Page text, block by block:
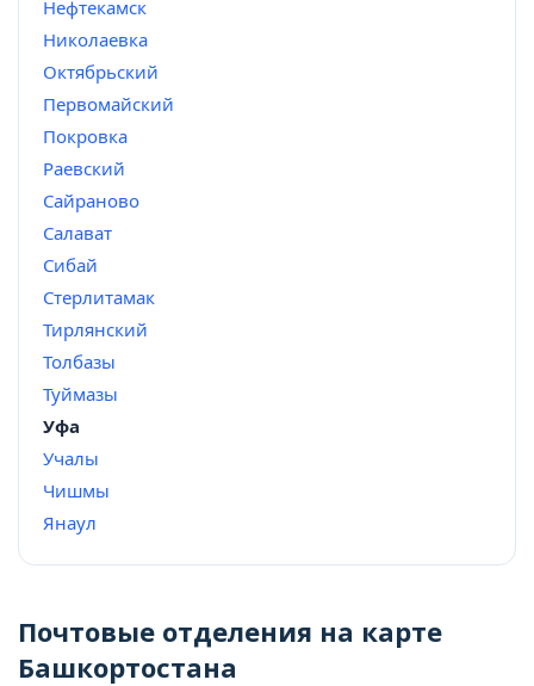
Нефтекамск
Николаевка
Октябрьский
Первомайский
Покровка
Раевский
Сайраново
Салават
Сибай
Стерлитамак
Тирлянский
Толбазы
Туймазы
Уфа
Учалы
Чишмы
Янаул
Почтовые отделения на карте
Башкортостана